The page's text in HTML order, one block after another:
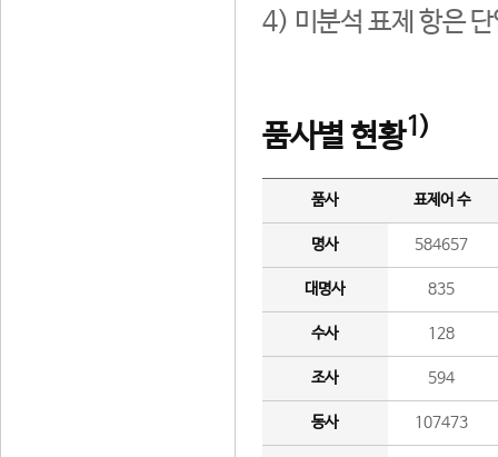
4) 미분석 표제 항은
품사별 현황1)
품사 표제어 수
명사 584657
대명사 835
수사 128
조사 594
동사 107473